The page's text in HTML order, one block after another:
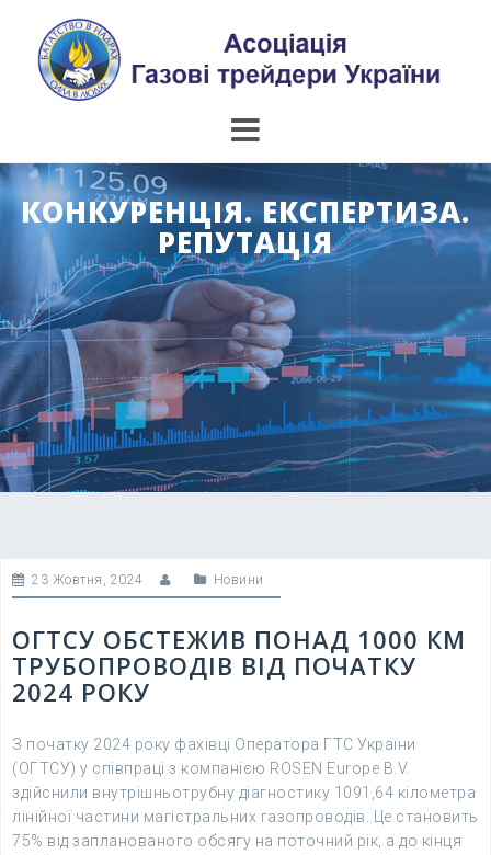
content
КОНКУРЕНЦІЯ. ЕКСПЕРТИЗА.
РЕПУТАЦІЯ
23 Жовтня, 2024 Новини
ОГТСУ ОБСТЕЖИВ ПОНАД 1000 КМ
ТРУБОПРОВОДІВ ВІД ПОЧАТКУ
2024 РОКУ
З початку 2024 року фахівці Оператора ГТС України
(ОГТСУ) у співпраці з компанією ROSEN Europe B.V.
здійснили внутрішньотрубну діагностику 1091,64 кілометра
лінійної частини магістральних газопроводів. Це становить
75% від запланованого обсягу на поточний рік, а до кінця